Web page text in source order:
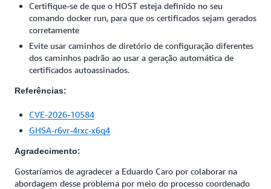
Certifique-se de que o HOST esteja definido no seu
comando docker run, para que os certificados sejam gerados
corretamente
Evite usar caminhos de diretório de configuração diferentes
dos caminhos padrão ao usar a geração automática de
certificados autoassinados.
Referências:
CVE-2026-10584
GHSA-r6vr-4rxc-x6q4
Agradecimento:
Gostaríamos de agradecer a Eduardo Caro por colaborar na
abordagem desse problema por meio do processo coordenado